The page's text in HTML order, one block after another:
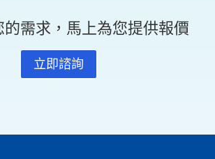
的需求，馬上為您提供報價
立即諮詢